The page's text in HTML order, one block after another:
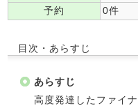
予約
0件
目次・あらすじ
あらすじ
高度発達したファイ